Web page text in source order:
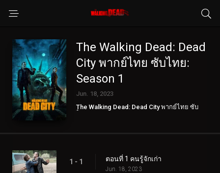
The Walking Dead: Dead
City พากย์ไทย ซับไทย:
Season 1
Jun. 18, 2023
The Walking Dead: Dead City พากย์ไทย ซับ
1 - 1 ตอนที่ 1 คนรู้จักเก่า
Jun. 18, 2023